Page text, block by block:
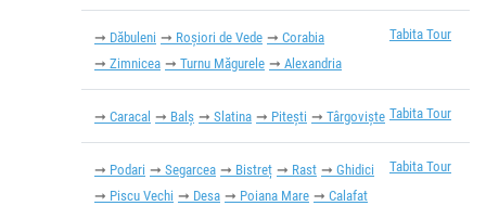
Tabita Tour
Dăbuleni Roşiori de Vede
Corabia
Zimnicea
Turnu Măgurele Alexandria
Tabita Tour
Caracal Balș Slatina Pitești Târgoviște
Tabita Tour
Podari Segarcea Bistreț Rast
Ghidici
Piscu Vechi
Desa Poiana Mare Calafat